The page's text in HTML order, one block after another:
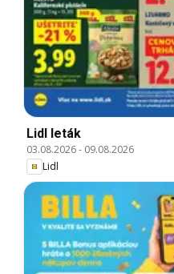
Lidl leták
03.08.2026- 09.08.2026
Lidl